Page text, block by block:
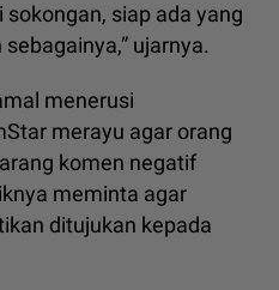
sokongan, siap ada yang
ujarnya.
menerusi
merayu agar orang
komen negatif
meminta agar
ditujukan kepada